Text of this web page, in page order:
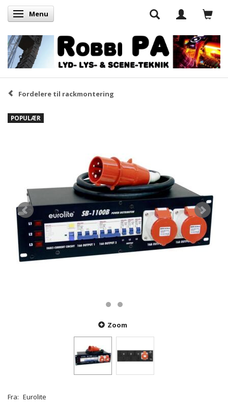
Skifte navigation
Menu
Fordelere til rackmontering
POPULÆR
Zoom
Fra: Eurolite